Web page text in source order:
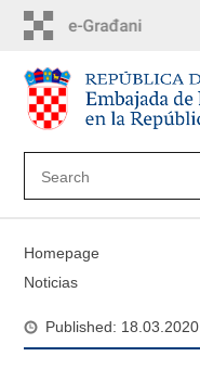
content
Homepage
Noticias
Published: 18.03.2020.